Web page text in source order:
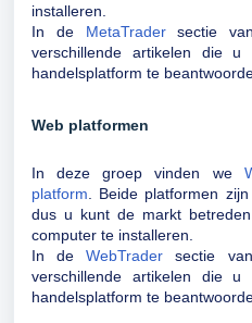
installeren.
In de MetaTradersectie
verschillende artikelen die
handelsplatform te
Web platformen
In deze groep vinden we
platform . Beide platformen
dus u kunt de markt
computer te installeren.
In deWebTrader sectie
verschillende artikelen die
handelsplatform te